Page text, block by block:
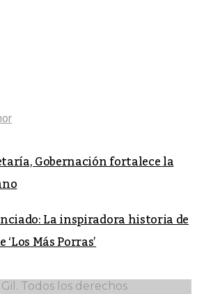
Gobernación fortalece la
La inspiradora historia de
Más Porras’
Todos los derechos